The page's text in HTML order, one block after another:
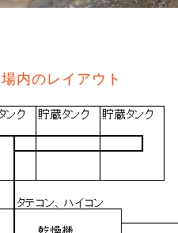
内のレイアウト